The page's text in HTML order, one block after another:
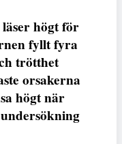
högt för
fyllt fyra
trötthet
orsakerna
högt när